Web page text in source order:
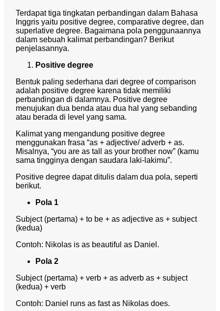
Terdapat tiga tingkatan perbandingan dalam Bahasa
Inggris yaitu positive degree, comparative degree, dan
superlative degree. Bagaimana pola penggunaannya
dalam sebuah kalimat perbandingan? Berikut
penjelasannya.
Positive degree
Bentuk paling sederhana dari degree of comparison
adalah positive degree karena tidak memiliki
perbandingan di dalamnya. Positive degree
menujukan dua benda atau dua hal yang sebanding
atau berada di level yang sama.
Kalimat yang mengandung positive degree
menggunakan frasa “as + adjective/ adverb + as.
Misalnya, “you are as tall as your brother now” (kamu
sama tingginya dengan saudara laki-lakimu”.
Positive degree dapat ditulis dalam dua pola, seperti
berikut.
Pola 1
Subject (pertama) + to be + as adjective as + subject
(kedua)
Contoh: Nikolas is as beautiful as Daniel.
Pola 2
Subject (pertama) + verb + as adverb as + subject
(kedua) + verb
Contoh: Daniel runs as fast as Nikolas does.